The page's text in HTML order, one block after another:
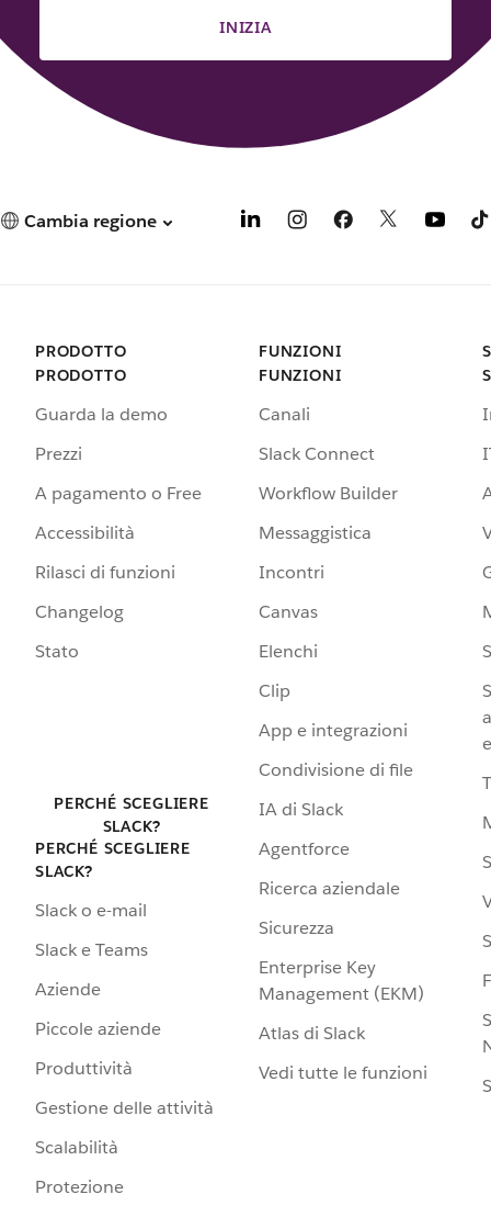
INIZIA
Cambia regione
PRODOTTO
PRODOTTO
Guarda la demo
Prezzi
A pagamento o Free
Accessibilità
Rilasci di funzioni
Changelog
Stato
PERCHÉ SCEGLIERE
SLACK?
PERCHÉ SCEGLIERE
SLACK?
Slack o e-mail
Slack e Teams
Aziende
Piccole aziende
Produttività
Gestione delle attività
Scalabilità
Protezione
FUNZIONI
FUNZIONI
Canali
Slack Connect
Workflow Builder
Messaggistica
Incontri
Canvas
Elenchi
Clip
App e integrazioni
Condivisione di file
IA di Slack
Agentforce
Ricerca aziendale
Sicurezza
Enterprise Key
Management (EKM)
Atlas di Slack
Vedi tutte le funzioni